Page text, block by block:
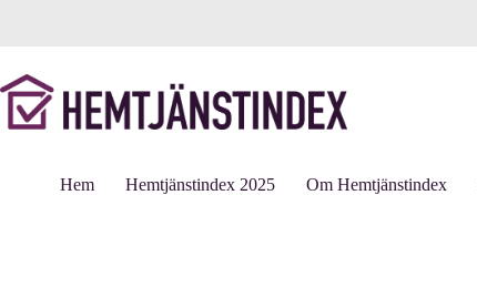
Hem Hemtjänstindex 2025 Om Hemtjänstindex